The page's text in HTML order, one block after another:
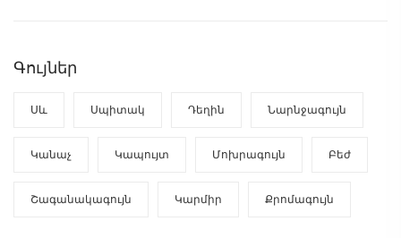
Գույներ
Սև Սպիտակ Դեղին Նարնջագույն
Կանաչ Կապույտ Մոխրագույն Բեժ
Շագանակագույն Կարմիր Քրոմագույն